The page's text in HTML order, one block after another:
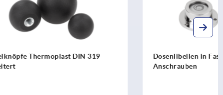
319
Dosenlibellen in Fassung zum